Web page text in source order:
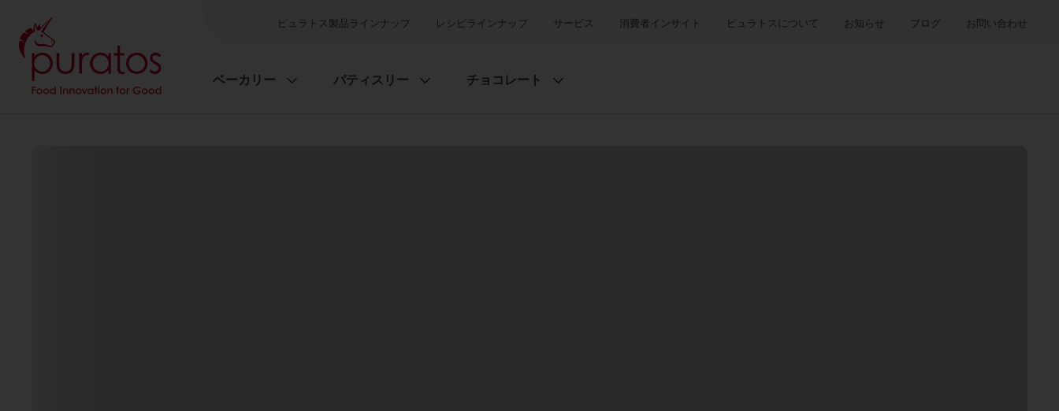
ピュラトス製品ラインナップ レシピラインナップ サービス 消費者インサイト ピュラトスについて お知らせ ブログ お問い合わせ
ベーカリー パティスリー チョコレート